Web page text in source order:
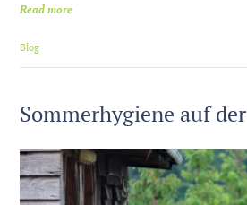
Read more
Blog
Sommerhygiene auf